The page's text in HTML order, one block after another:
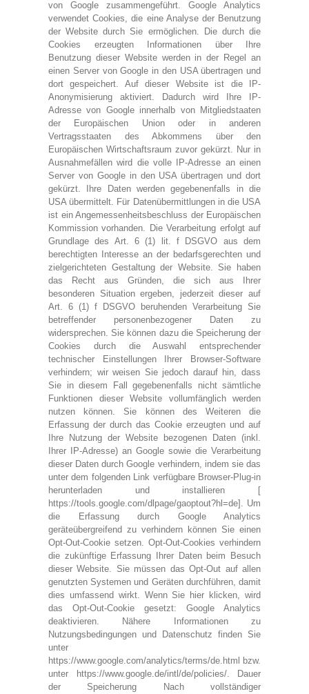
von Google zusammengeführt. Google Analytics
verwendet Cookies, die eine Analyse der Benutzung
der Website durch Sie ermöglichen. Die durch die
Cookies erzeugten Informationen über Ihre
Benutzung dieser Website werden in der Regel an
einen Server von Google in den USA übertragen und
dort gespeichert. Auf dieser Website ist die IP-
Anonymisierung aktiviert. Dadurch wird Ihre IP-
Adresse von Google innerhalb von Mitgliedstaaten
der Europäischen Union oder in anderen
Vertragsstaaten des Abkommens über den
Europäischen Wirtschaftsraum zuvor gekürzt. Nur in
Ausnahmefällen wird die volle IP-Adresse an einen
Server von Google in den USA übertragen und dort
gekürzt. Ihre Daten werden gegebenenfalls in die
USA übermittelt. Für Datenübermittlungen in die USA
ist ein Angemessenheitsbeschluss der Europäischen
Kommission vorhanden. Die Verarbeitung erfolgt auf
Grundlage des Art. 6 (1) lit. f DSGVO aus dem
berechtigten Interesse an der bedarfsgerechten und
zielgerichteten Gestaltung der Website. Sie haben
das Recht aus Gründen, die sich aus Ihrer
besonderen Situation ergeben, jederzeit dieser auf
Art. 6 (1) f DSGVO beruhenden Verarbeitung Sie
betreffender personenbezogener Daten zu
widersprechen. Sie können dazu die Speicherung der
Cookies durch die Auswahl entsprechender
technischer Einstellungen Ihrer Browser-Software
verhindern; wir weisen Sie jedoch darauf hin, dass
Sie in diesem Fall gegebenenfalls nicht sämtliche
Funktionen dieser Website vollumfänglich werden
nutzen können. Sie können des Weiteren die
Erfassung der durch das Cookie erzeugten und auf
Ihre Nutzung der Website bezogenen Daten (inkl.
Ihrer IP-Adresse) an Google sowie die Verarbeitung
dieser Daten durch Google verhindern, indem sie das
unter dem folgenden Link verfügbare Browser-Plug-in
herunterladen und installieren [
https://tools.google.com/dlpage/gaoptout?hl=de]. Um
die Erfassung durch Google Analytics
geräteübergreifend zu verhindern können Sie einen
Opt-Out-Cookie setzen. Opt-Out-Cookies verhindern
die zukünftige Erfassung Ihrer Daten beim Besuch
dieser Website. Sie müssen das Opt-Out auf allen
genutzten Systemen und Geräten durchführen, damit
dies umfassend wirkt. Wenn Sie hier klicken, wird
das Opt-Out-Cookie gesetzt: Google Analytics
deaktivieren. Nähere Informationen zu
Nutzungsbedingungen und Datenschutz finden Sie
unter
https://www.google.com/analytics/terms/de.html bzw.
unter https://www.google.de/intl/de/policies/. Dauer
der Speicherung Nach vollständiger